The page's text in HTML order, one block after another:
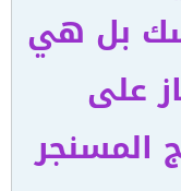
بل هي
على
المسنجر